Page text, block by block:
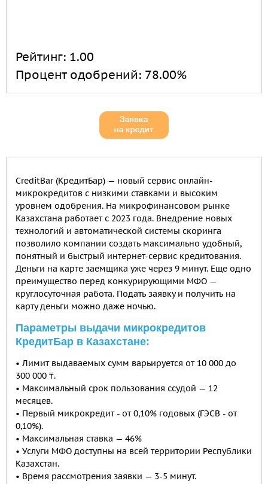
Рейтинг: 1.00
Процент одобрений: 78.00%
СreditBar (КредитБар) — новый сервис онлайн-
микрокредитов с низкими ставками и высоким
уровнем одобрения. На микрофинансовом рынке
Казахстана работает с 2023 года. Внедрение новых
технологий и автоматической системы скоринга
позволило компании создать максимально удобный,
понятный и быстрый интернет-сервис кредитования.
Деньги на карте заемщика уже через 9 минут. Еще одно
преимущество перед конкурирующими МФО —
круглосуточная работа. Подать заявку и получить на
карту деньги можно даже ночью.
Параметры выдачи микрокредитов
КредитБар в Казахстане:
• Лимит выдаваемых сумм варьируется от 10 000 до
300 000 ₸.
• Максимальный срок пользования ссудой — 12
месяцев.
• Первый микрокредит - от 0,10% годовых (ГЭСВ - от
0,10%).
• Максимальная ставка — 46%
• Услуги МФО доступны на всей территории Республики
Казахстан.
• Время рассмотрения заявки — 3-5 минут.